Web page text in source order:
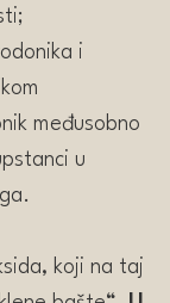
i
međusobno
u
koji na taj